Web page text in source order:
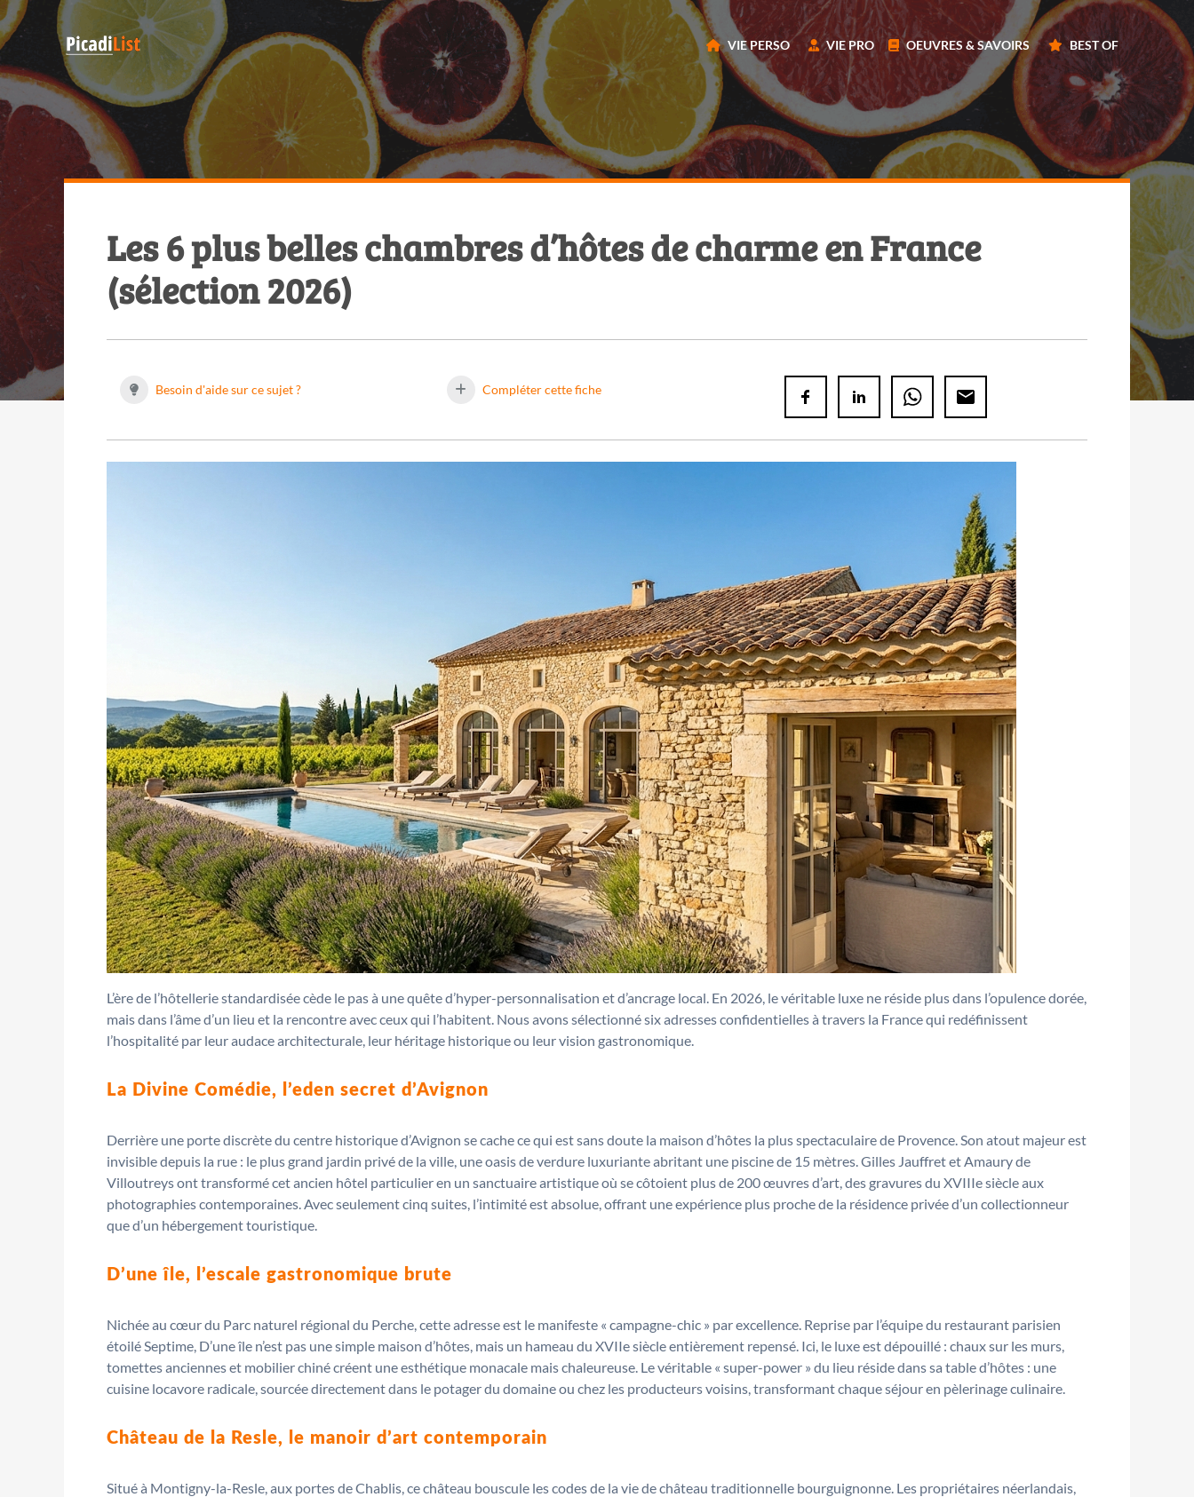
VIE PERSO VIE PRO OEUVRES & SAVOIRS BEST OF
Les 6 plus belles chambres d’hôtes de charme en France
(sélection 2026)
Besoin d'aide sur ce sujet ? Compléter cette fiche
L’ère de l’hôtellerie standardisée cède le pas à une quête d’hyper-personnalisation et d’ancrage local. En 2026, le véritable luxe ne réside plus dans l’opulence dorée,
mais dans l’âme d’un lieu et la rencontre avec ceux qui l’habitent. Nous avons sélectionné six adresses confidentielles à travers la France qui redéfinissent
l’hospitalité par leur audace architecturale, leur héritage historique ou leur vision gastronomique.
La Divine Comédie, l’eden secret d’Avignon
Derrière une porte discrète du centre historique d’Avignon se cache ce qui est sans doute la maison d’hôtes la plus spectaculaire de Provence. Son atout majeur est
invisible depuis la rue : le plus grand jardin privé de la ville, une oasis de verdure luxuriante abritant une piscine de 15 mètres. Gilles Jauffret et Amaury de
Villoutreys ont transformé cet ancien hôtel particulier en un sanctuaire artistique où se côtoient plus de 200 œuvres d’art, des gravures du XVIIIe siècle aux
photographies contemporaines. Avec seulement cinq suites, l’intimité est absolue, offrant une expérience plus proche de la résidence privée d’un collectionneur
que d’un hébergement touristique.
D’une île, l’escale gastronomique brute
Nichée au cœur du Parc naturel régional du Perche, cette adresse est le manifeste « campagne-chic » par excellence. Reprise par l’équipe du restaurant parisien
étoilé Septime, D’une île n’est pas une simple maison d’hôtes, mais un hameau du XVIIe siècle entièrement repensé. Ici, le luxe est dépouillé : chaux sur les murs,
tomettes anciennes et mobilier chiné créent une esthétique monacale mais chaleureuse. Le véritable « super-power » du lieu réside dans sa table d’hôtes : une
cuisine locavore radicale, sourcée directement dans le potager du domaine ou chez les producteurs voisins, transformant chaque séjour en pèlerinage culinaire.
Château de la Resle, le manoir d’art contemporain
Situé à Montigny-la-Resle, aux portes de Chablis, ce château bouscule les codes de la vie de château traditionnelle bourguignonne. Les propriétaires néerlandais,